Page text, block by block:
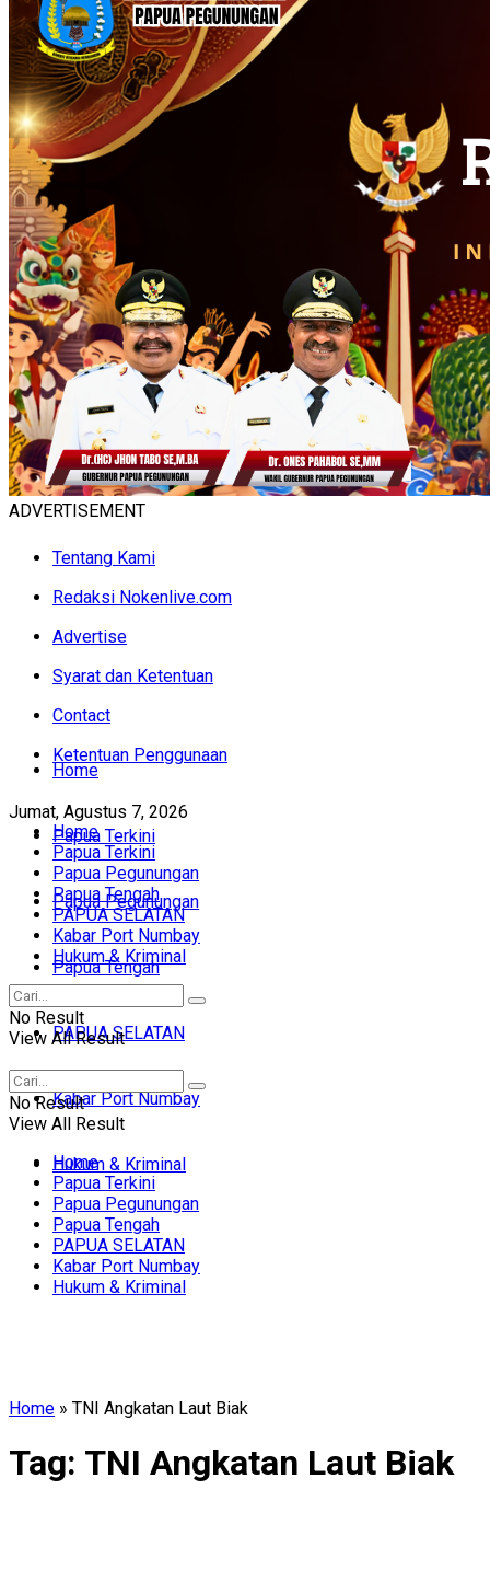
ADVERTISEMENT
Tentang Kami
Redaksi Nokenlive.com
Advertise
Syarat dan Ketentuan
Contact
Ketentuan Penggunaan
Jumat, Agustus 7, 2026
Home
Papua Terkini
Papua Pegunungan
Papua Tengah
PAPUA SELATAN
Kabar Port Numbay
Hukum & Kriminal
Home
Papua Terkini
Papua Pegunungan
Papua Tengah
PAPUA SELATAN
Kabar Port Numbay
Hukum & Kriminal
No Result
View All Result
No Result
View All Result
Home
Papua Terkini
Papua Pegunungan
Papua Tengah
PAPUA SELATAN
Kabar Port Numbay
Hukum & Kriminal
Home » TNI Angkatan Laut Biak
Tag: TNI Angkatan Laut Biak